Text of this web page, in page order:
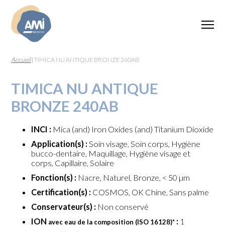
Accueil|TIMICA NU ANTIQUE BRONZE 240AB
TIMICA NU ANTIQUE
BRONZE 240AB
INCI : Mica (and) Iron Oxides (and) Titanium Dioxide
Application(s) : Soin visage, Soin corps, Hygiène
bucco-dentaire, Maquillage, Hygiène visage et
corps, Capillaire, Solaire
Fonction(s) : Nacre, Naturel, Bronze, < 50 µm
Certification(s) : COSMOS, OK Chine, Sans palme
Conservateur(s) : Non conservé
ION avec eau de la composition (ISO 16128)* : 1